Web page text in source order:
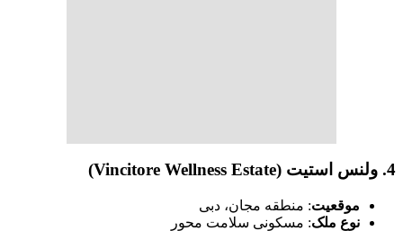
4. ولنس استیت (Vincitore Wellness Estate)
موقعیت: منطقه مجان، دبی
نوع ملک: مسکونی سلامت محور